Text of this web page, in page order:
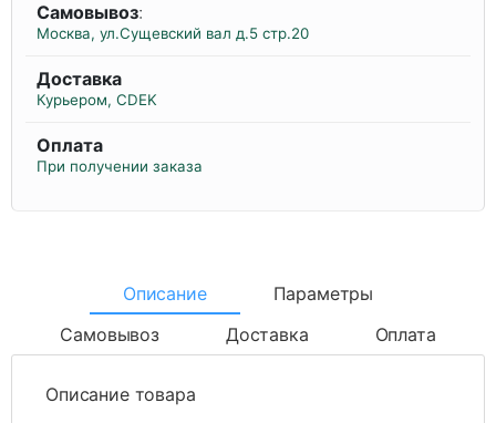
Самовывоз:
Москва, ул.Сущевский вал д.5 стр.20
Доставка
Курьером, CDEK
Оплата
При получении заказа
Описание
Параметры
Самовывоз
Доставка Оплата
Описание товара